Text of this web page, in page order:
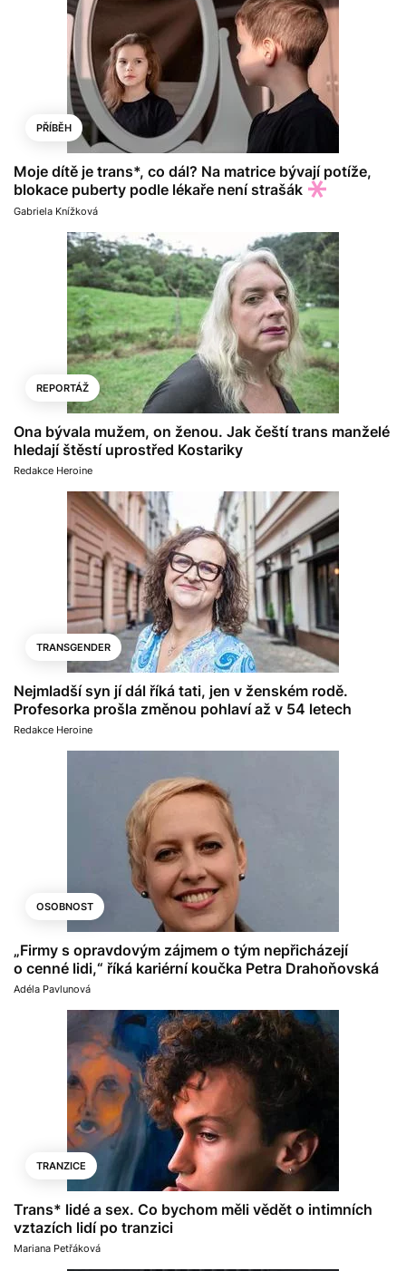
PŘÍBĚH
Moje dítě je trans*, co dál? Na matrice bývají potíže,
blokace puberty podle lékaře není strašák
Gabriela Knížková
REPORTÁŽ
Ona bývala mužem, on ženou. Jak čeští trans manželé
hledají štěstí uprostřed Kostariky
Redakce Heroine
TRANSGENDER
Nejmladší syn jí dál říká tati, jen v ženském rodě.
Profesorka prošla změnou pohlaví až v 54 letech
Redakce Heroine
OSOBNOST
„Firmy s opravdovým zájmem o tým nepřicházejí
o cenné lidi,“ říká kariérní koučka Petra Drahoňovská
Adéla Pavlunová
TRANZICE
Trans* lidé a sex. Co bychom měli vědět o intimních
vztazích lidí po tranzici
Mariana Petřáková